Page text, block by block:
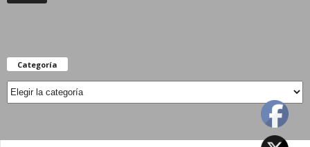
Categoría
Categoría